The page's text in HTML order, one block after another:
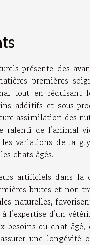
présente des
premières
tout en réduisant
additifs et sous-
assimilation des
ralenti de l’animal
variations de la
chats âgés.
artificiels dans
brutes et non
naturelles,
l’expertise d’un
besoins du chat
une longévité